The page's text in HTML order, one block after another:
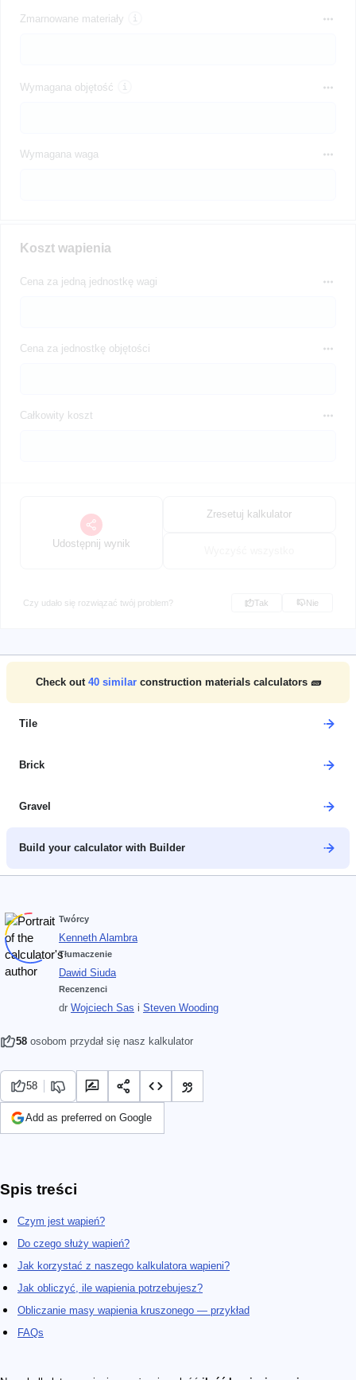
Zmarnowane materiały
Wymagana objętość
Wymagana waga
Koszt wapienia
Cena za jedną jednostkę wagi
Cena za jednostkę objętości
Całkowity koszt
Udostępnij wynik
Zresetuj kalkulator
Czy udało się rozwiązać twój problem? Tak Nie
Check out 40similar construction materials calculators 🧱
Tile
Brick
Gravel
Build your calculator with Builder
Twórcy
Kenneth Alambra
Tłumaczenie
Dawid Siuda
Recenzenci
dr Wojciech Sas i Steven Wooding
58 osobom przydał się nasz kalkulator
58
Add as preferred on Google
Spis treści
Czym jest wapień?
Do czego służy wapień?
Jak korzystać z naszego kalkulatora wapieni?
Jak obliczyć, ile wapienia potrzebujesz?
Obliczanie masy wapienia kruszonego — przykład
FAQs